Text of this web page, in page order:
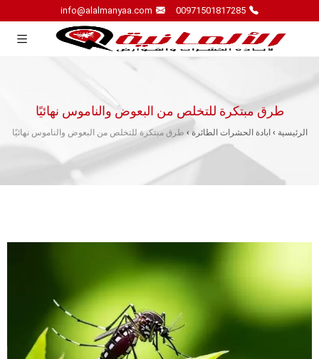
00971501817285
info@alalmanyaa.com
طرق مبتكرة للتخلص من البعوض والناموس نهائيًا
الرئيسية ›ابادة الحشرات الطائرة› طرق مبتكرة للتخلص من البعوض والناموس نهائيًا